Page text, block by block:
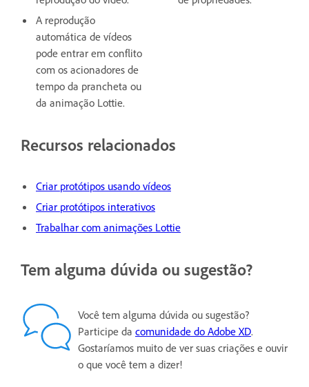
A reprodução
automática de vídeos
pode entrar em conflito
com os acionadores de
tempo da prancheta ou
da animação Lottie.
Recursos relacionados
Criar protótipos usando vídeos
Criar protótipos interativos
Trabalhar com animações Lottie
Tem alguma dúvida ou sugestão?
Você tem alguma dúvida ou sugestão?
Participe da comunidade do Adobe XD.
Gostaríamos muito de ver suas criações e ouvir
o que você tem a dizer!